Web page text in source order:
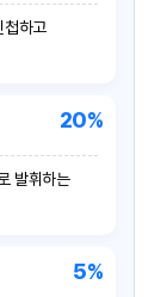
첩하고
발휘하는
20%
5%